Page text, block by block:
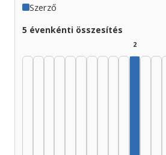
Szerző
5 évenkénti összesítés
2